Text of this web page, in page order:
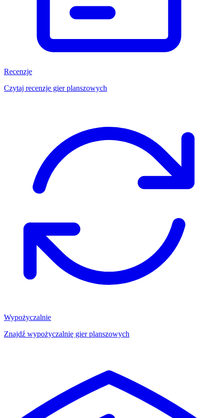
Recenzje
Czytaj recenzje gier planszowych
Wypożyczalnie
Znajdź wypożyczalnię gier planszowych